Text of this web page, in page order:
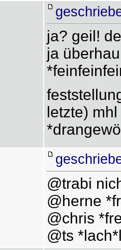
ja? geil!
ja
letzte)
@trabi
@herne
@chris
@ts